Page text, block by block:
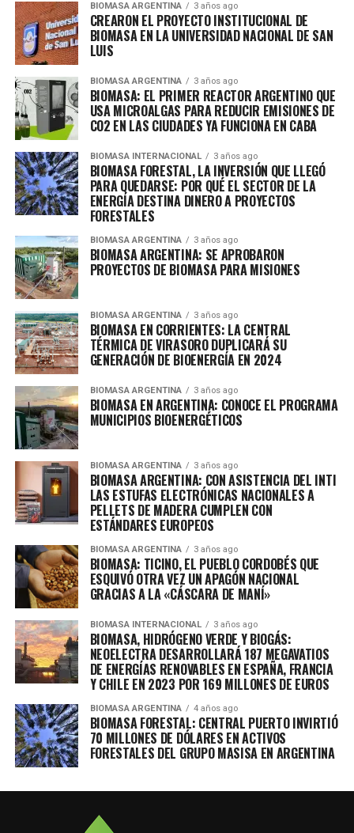
BIOMASA ARGENTINA 3 años ago
CREARON EL PROYECTO INSTITUCIONAL DE
BIOMASA EN LA UNIVERSIDAD NACIONAL DE SAN
LUIS
BIOMASA ARGENTINA 3 años ago
BIOMASA: EL PRIMER REACTOR ARGENTINO QUE
USA MICROALGAS PARA REDUCIR EMISIONES DE
CO2 EN LAS CIUDADES YA FUNCIONA EN CABA
BIOMASA INTERNACIONAL 3 años ago
BIOMASA FORESTAL, LA INVERSIÓN QUE LLEGÓ
PARA QUEDARSE: POR QUÉ EL SECTOR DE LA
ENERGÍA DESTINA DINERO A PROYECTOS
FORESTALES
BIOMASA ARGENTINA 3 años ago
BIOMASA ARGENTINA: SE APROBARON
PROYECTOS DE BIOMASA PARA MISIONES
BIOMASA ARGENTINA 3 años ago
BIOMASA EN CORRIENTES: LA CENTRAL
TÉRMICA DE VIRASORO DUPLICARÁ SU
GENERACIÓN DE BIOENERGÍA EN 2024
BIOMASA ARGENTINA 3 años ago
BIOMASA EN ARGENTINA: CONOCE EL PROGRAMA
MUNICIPIOS BIOENERGÉTICOS
BIOMASA ARGENTINA 3 años ago
BIOMASA ARGENTINA: CON ASISTENCIA DEL INTI
LAS ESTUFAS ELECTRÓNICAS NACIONALES A
PELLETS DE MADERA CUMPLEN CON
ESTÁNDARES EUROPEOS
BIOMASA ARGENTINA 3 años ago
BIOMASA: TICINO, EL PUEBLO CORDOBÉS QUE
ESQUIVÓ OTRA VEZ UN APAGÓN NACIONAL
GRACIAS A LA «CÁSCARA DE MANÍ»
BIOMASA INTERNACIONAL 3 años ago
BIOMASA, HIDRÓGENO VERDE Y BIOGÁS:
NEOELECTRA DESARROLLARÁ 187 MEGAVATIOS
DE ENERGÍAS RENOVABLES EN ESPAÑA, FRANCIA
Y CHILE EN 2023 POR 169 MILLONES DE EUROS
BIOMASA ARGENTINA 4 años ago
BIOMASA FORESTAL: CENTRAL PUERTO INVIRTIÓ
70 MILLONES DE DÓLARES EN ACTIVOS
FORESTALES DEL GRUPO MASISA EN ARGENTINA